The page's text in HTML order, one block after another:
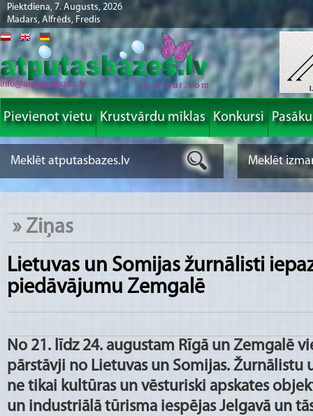
Piektdiena, 7. Augusts, 2026
Madars, Alfrēds, Fredis
info@atputasbazes.lv
Pievienot vietu Krustvārdu mīklas Konkursi
» Ziņas
Lietuvas un Somijas žurnālisti
piedāvājumu Zemgalē
No 21. līdz 24. augustam Rīgā un Zemgalē
pārstāvji no Lietuvas un Somijas. Žurnālistu
ne tikai kultūras un vēsturiski apskates
un industriālā tūrisma iespējas Jelgavā un